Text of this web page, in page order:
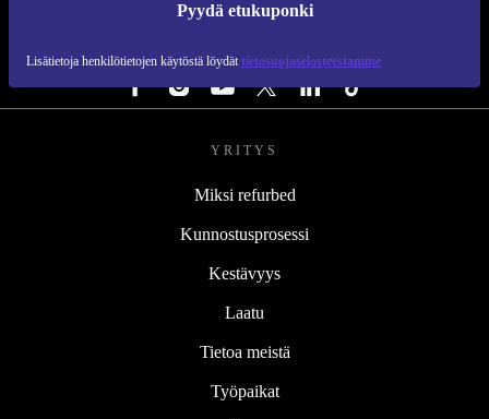
Pyydä etukuponki
Lisätietoja henkilötietojen käytöstä löydät tietosuojaselosteestamme
YRITYS
Miksi refurbed
Kunnostusprosessi
Kestävyys
Laatu
Tietoa meistä
Työpaikat